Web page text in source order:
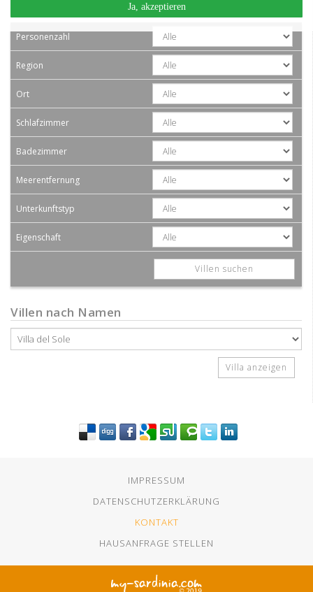
Personenzahl
Region
Ort
Schlafzimmer
Badezimmer
Meerentfernung
Unterkunftstyp
Eigenschaft
Villen nach Namen
Ja, akzeptieren
IMPRESSUM
DATENSCHUTZERKLÄRUNG
KONTAKT
HAUSANFRAGE STELLEN